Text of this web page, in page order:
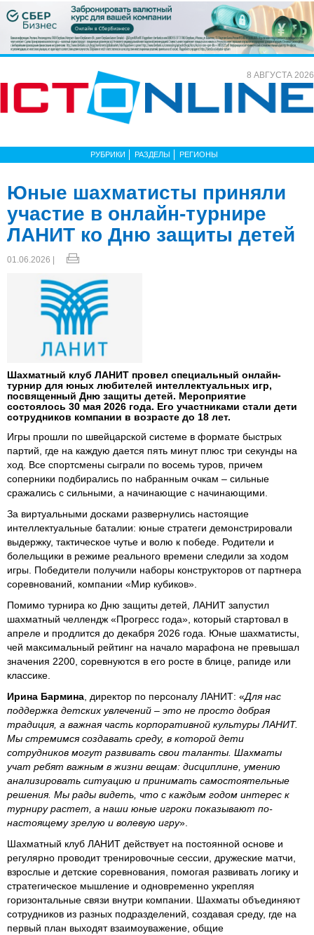
8 АВГУСТА 2026
РУБРИКИ РАЗДЕЛЫ РЕГИОНЫ
Юные шахматисты приняли
участие в онлайн-турнире
ЛАНИТ ко Дню защиты детей
01.06.2026 |
Шахматный клуб ЛАНИТ провел специальный онлайн-
турнир для юных любителей интеллектуальных игр,
посвященный Дню защиты детей. Мероприятие
состоялось 30 мая 2026 года. Его участниками стали дети
сотрудников компании в возрасте до 18 лет.
Игры прошли по швейцарской системе в формате быстрых
партий, где на каждую дается пять минут плюс три секунды на
ход. Все спортсмены сыграли по восемь туров, причем
соперники подбирались по набранным очкам – сильные
сражались с сильными, а начинающие с начинающими.
За виртуальными досками развернулись настоящие
интеллектуальные баталии: юные стратеги демонстрировали
выдержку, тактическое чутье и волю к победе. Родители и
болельщики в режиме реального времени следили за ходом
игры. Победители получили наборы конструкторов от партнера
соревнований, компании «Мир кубиков».
Помимо турнира ко Дню защиты детей, ЛАНИТ запустил
шахматный челлендж «Прогресс года», который стартовал в
апреле и продлится до декабря 2026 года. Юные шахматисты,
чей максимальный рейтинг на начало марафона не превышал
значения 2200, соревнуются в его росте в блице, рапиде или
классике.
Ирина Бармина , директор по персоналу ЛАНИТ: «Для нас
поддержка детских увлечений – это не просто добрая
традиция, а важная часть корпоративной культуры ЛАНИТ.
Мы стремимся создавать среду, в которой дети
сотрудников могут развивать свои таланты. Шахматы
учат ребят важным в жизни вещам: дисциплине, умению
анализировать ситуацию и принимать самостоятельные
решения. Мы рады видеть, что с каждым годом интерес к
турниру растет, а наши юные игроки показывают по-
настоящему зрелую и волевую игру».
Шахматный клуб ЛАНИТ действует на постоянной основе и
регулярно проводит тренировочные сессии, дружеские матчи,
взрослые и детские соревнования, помогая развивать логику и
стратегическое мышление и одновременно укрепляя
горизонтальные связи внутри компании. Шахматы объединяют
сотрудников из разных подразделений, создавая среду, где на
первый план выходят взаимоуважение, общие